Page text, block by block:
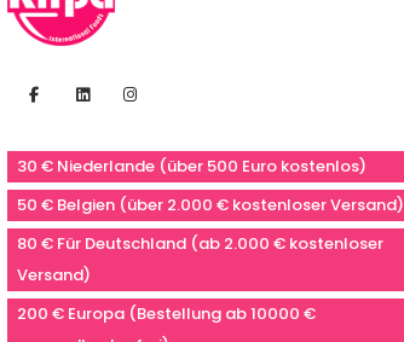
30 € Niederlande (über 500 Euro kostenlos)
50 € Belgien (über 2.000 € kostenloser Versand)
80 € Für Deutschland (ab 2.000 € kostenloser
Versand)
200 € Europa (Bestellung ab 10000 €